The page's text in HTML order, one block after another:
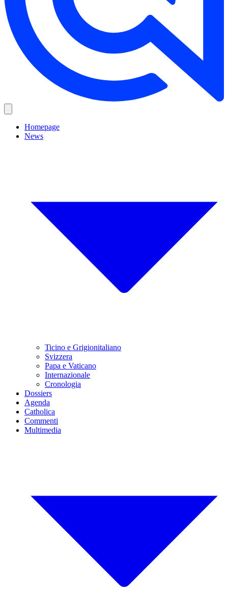
Homepage
News
Ticino e Grigionitaliano
Svizzera
Papa e Vaticano
Internazionale
Cronologia
Dossiers
Agenda
Catholica
Commenti
Multimedia